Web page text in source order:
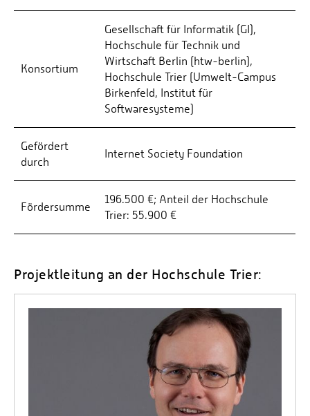
Konsortium
Gesellschaft für Informatik (GI),
Hochschule für Technik und
Wirtschaft Berlin (htw-berlin),
Hochschule Trier (Umwelt-Campus
Birkenfeld, Institut für
Softwaresysteme)
Gefördert
durch
Internet Society Foundation
Fördersumme
196.500 €; Anteil der Hochschule
Trier: 55.900 €
Projektleitung an der Hochschule Trier: